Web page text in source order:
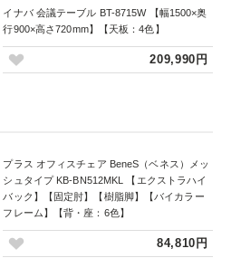
イナバ 会議テーブル BT-8715W 【幅1500×奥
行900×高さ720mm】【天板：4色】
209,990円
プラス オフィスチェア BeneS（ベネス）メッ
シュタイプ KB-BN512MKL 【エクストラハイ
バック】【固定肘】【樹脂脚】【バイカラー
フレーム】【背・座：6色】
84,810円